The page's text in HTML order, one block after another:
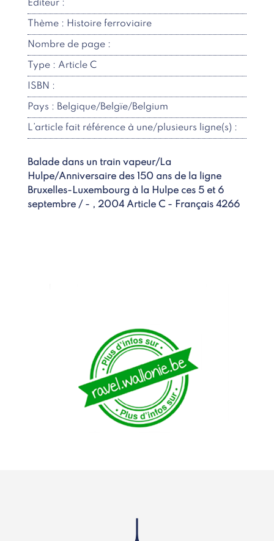
Editeur :
Thème : Histoire ferroviaire
Nombre de page :
Type : Article C
ISBN :
Pays : Belgique/Belgïe/Belgium
L’article fait référence à une/plusieurs ligne(s) :
Balade dans un train vapeur/La
Hulpe/Anniversaire des 150 ans de la ligne
Bruxelles-Luxembourg à la Hulpe ces 5 et 6
septembre / - , 2004 Article C - Français 4266